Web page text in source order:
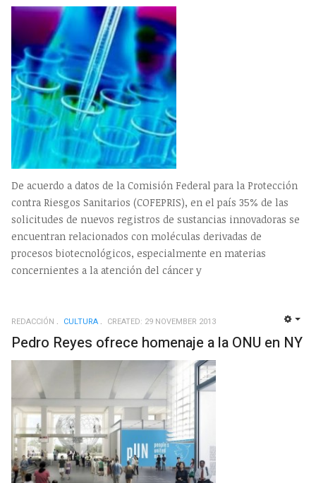
De acuerdo a datos de la Comisión Federal para la Protección
contra Riesgos Sanitarios (COFEPRIS), en el país 35% de las
solicitudes de nuevos registros de sustancias innovadoras se
encuentran relacionados con moléculas derivadas de
procesos biotecnológicos, especialmente en materias
concernientes a la atención del cáncer y
REDACCIÓN CULTURA CREATED: 29 NOVEMBER 2013
Pedro Reyes ofrece homenaje a la ONU en NY